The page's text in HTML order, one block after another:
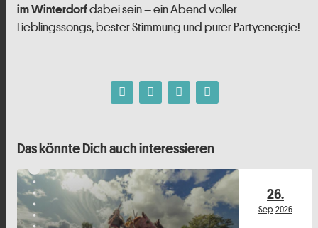
im Winterdorfdabei sein – ein Abend voller
Lieblingssongs, bester Stimmung und purer Partyenergie!
Das könnte Dich auch interessieren
26.
Sep 2026